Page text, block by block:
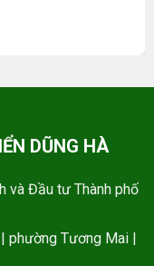
DŨNG HÀ
và Đầu tư Thành phố
Tương Mai |